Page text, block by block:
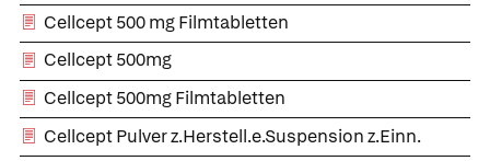
Cellcept 500 mg Filmtabletten
Cellcept 500mg
Cellcept 500mg Filmtabletten
Cellcept Pulver z.Herstell.e.Suspension z.Einn.